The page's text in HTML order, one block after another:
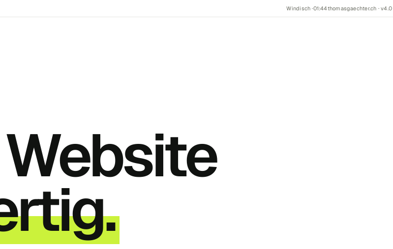
Windisch ·01:44thomasgaechter.ch · v4.0